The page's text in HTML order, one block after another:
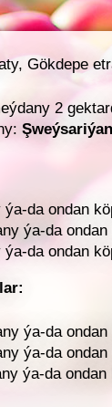
Gökdepe
2
da ondan
ýa-da
da ondan
ýa-da
ýa-da
ýa-da